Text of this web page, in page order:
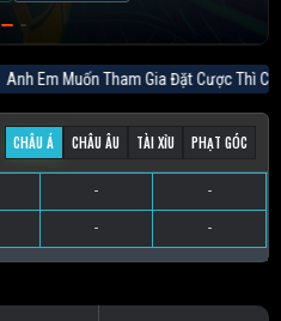
Anh Em Muốn Tham Gia Đặt
CHÂU Á CHÂU ÂU TÀI XỈU PHẠT GÓC
- -
- -
- -